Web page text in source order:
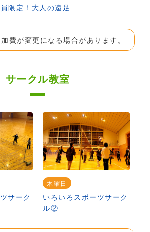
限定！大人の遠足
費が変更になる場合があります。
サークル教室
サーク
木曜日
いろいろスポーツサーク
ル②